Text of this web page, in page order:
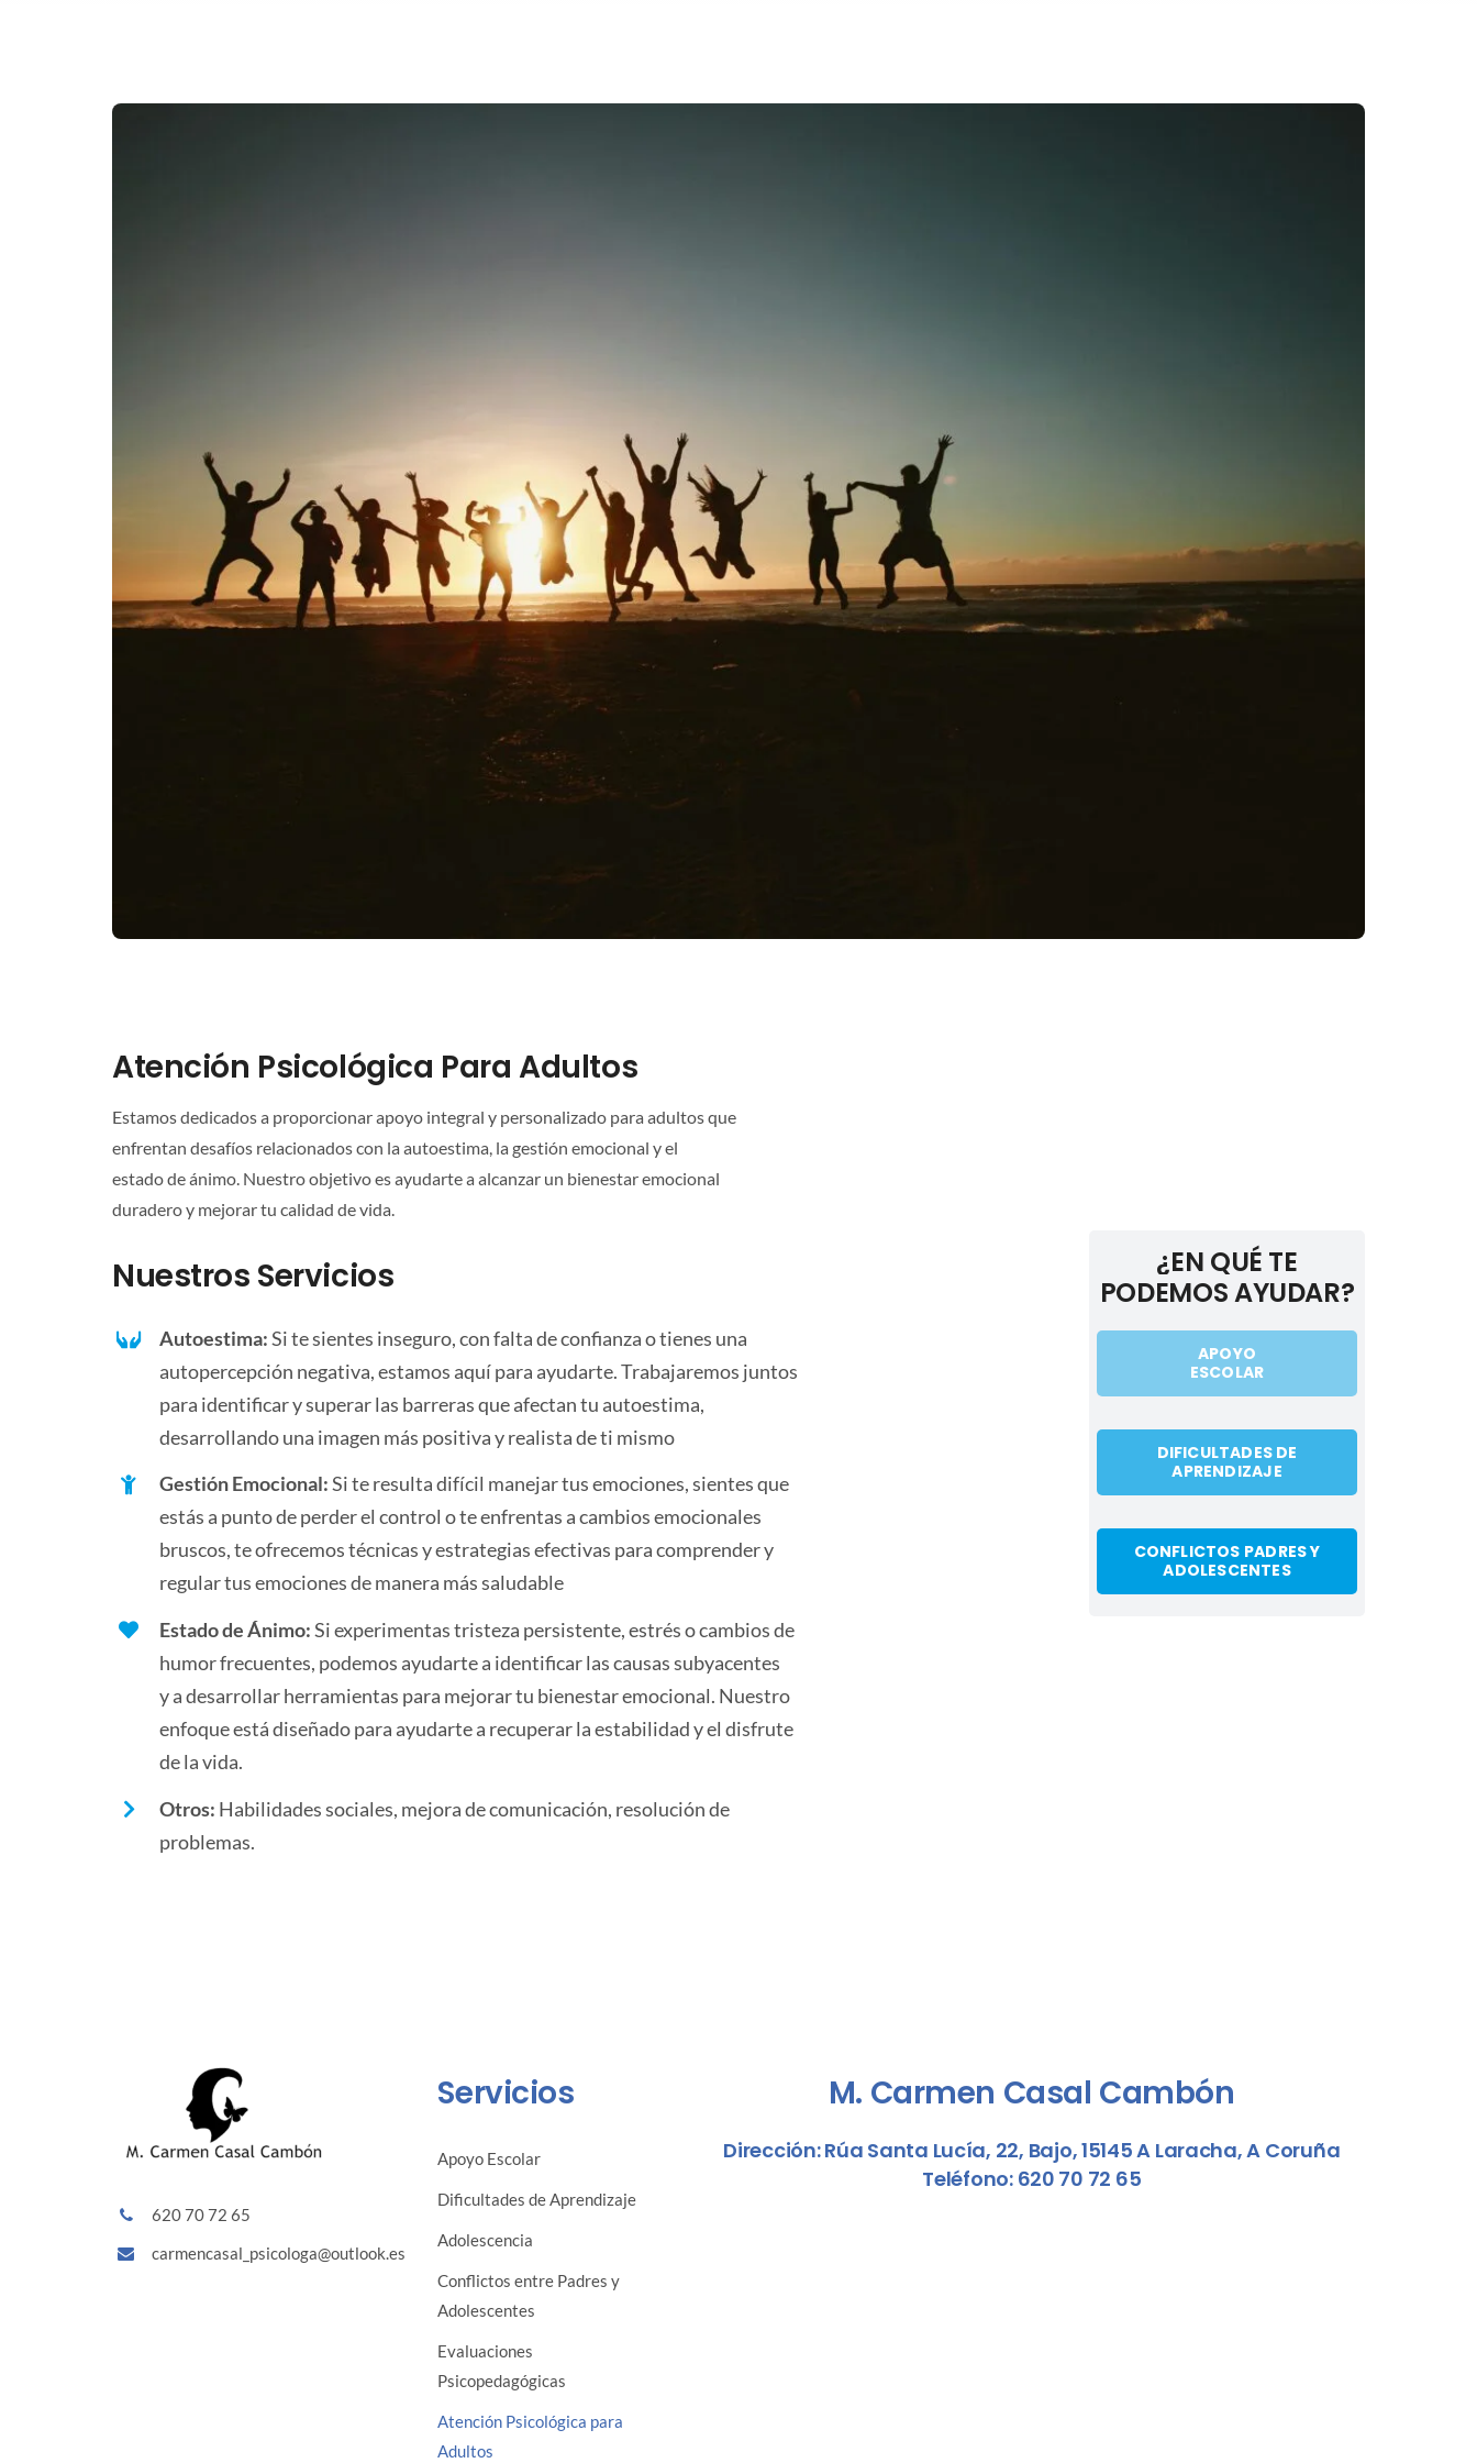
Atención Psicológica Para Adultos
Estamos dedicados a proporcionar apoyo integral y personalizado para adultos que
enfrentan desafíos relacionados con la autoestima, la gestión emocional y el
estado de ánimo. Nuestro objetivo es ayudarte a alcanzar un bienestar emocional
duradero y mejorar tu calidad de vida.
Nuestros Servicios
Autoestima:Si te sientes inseguro, con falta de confianza o tienes una
autopercepción negativa, estamos aquí para ayudarte. Trabajaremos juntos
para identificar y superar las barreras que afectan tu autoestima,
desarrollando una imagen más positiva y realista de ti mismo
Gestión Emocional:Si te resulta difícil manejar tus emociones, sientes que
estás a punto de perder el control o te enfrentas a cambios emocionales
bruscos, te ofrecemos técnicas y estrategias efectivas para comprender y
regular tus emociones de manera más saludable
Estado de Ánimo:Si experimentas tristeza persistente, estrés o cambios de
humor frecuentes, podemos ayudarte a identificar las causas subyacentes
y a desarrollar herramientas para mejorar tu bienestar emocional. Nuestro
enfoque está diseñado para ayudarte a recuperar la estabilidad y el disfrute
de la vida.
Otros: Habilidades sociales, mejora de comunicación, resolución de
problemas.
¿EN QUÉ TE
PODEMOS AYUDAR?
APOYO
ESCOLAR
DIFICULTADES DE
APRENDIZAJE
CONFLICTOS PADRES Y
ADOLESCENTES
620 70 72 65
carmencasal_psicologa@outlook.es
Servicios
Apoyo Escolar
Dificultades de Aprendizaje
Adolescencia
Conflictos entre Padres y
Adolescentes
Evaluaciones
Psicopedagógicas
Atención Psicológica para
Adultos
M. Carmen Casal Cambón
Dirección: Rúa Santa Lucía, 22, Bajo, 15145 A Laracha, A Coruña
Teléfono: 620 70 72 65